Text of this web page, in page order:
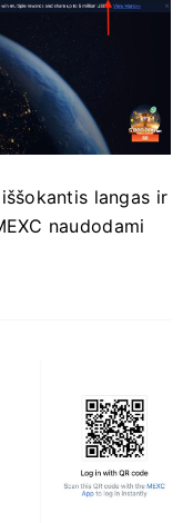
langas ir
naudodami